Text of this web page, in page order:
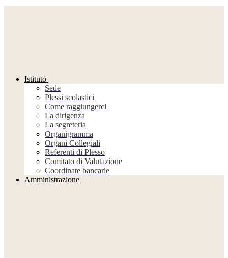
Istituto
Sede
Plessi scolastici
Come raggiungerci
La dirigenza
La segreteria
Organigramma
Organi Collegiali
Referenti di Plesso
Comitato di Valutazione
Coordinate bancarie
Amministrazione